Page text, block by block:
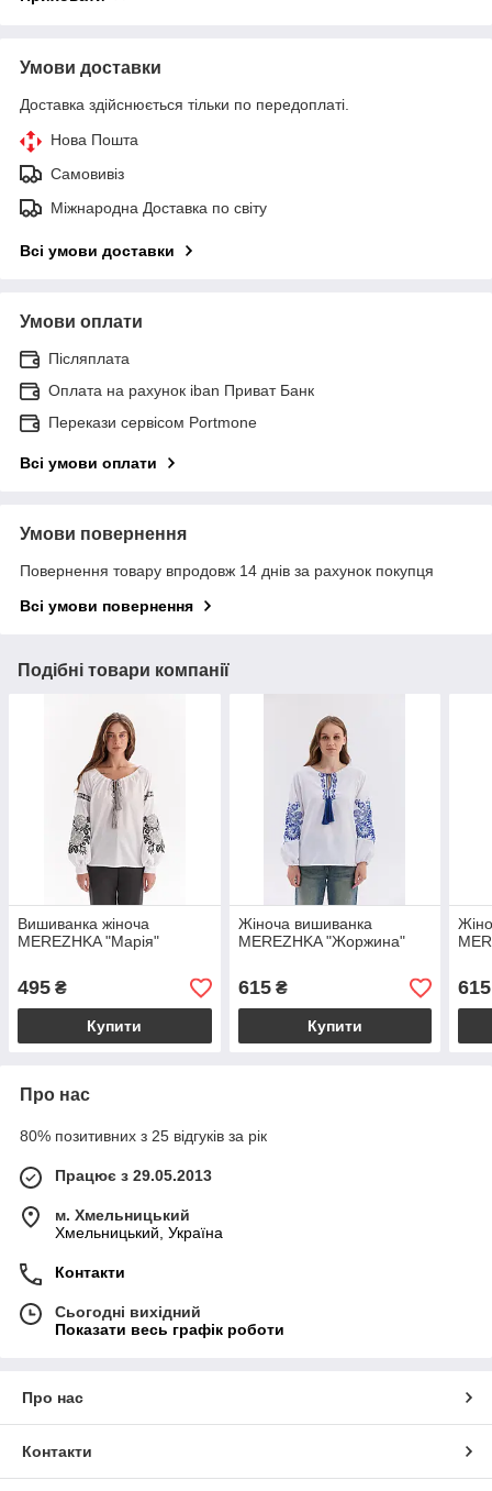
Умови доставки
Доставка здійснюється тільки по передоплаті.
Нова Пошта
Самовивіз
Міжнародна Доставка по світу
Всі умови доставки
Умови оплати
Післяплата
Оплата на рахунок iban Приват Банк
Перекази сервісом Portmone
Всі умови оплати
Умови повернення
Повернення товару впродовж 14 днів за рахунок покупця
Всі умови повернення
Подібні товари компанії
Вишиванка жіноча
MEREZHKA "Марія"
495 ₴
Купити
Жіноча вишиванка
MEREZHKA "Жоржина"
615₴
Купити
615
Про нас
80% позитивних з 25 відгуків за рік
Працює з 29.05.2013
м. Хмельницький
Хмельницький, Україна
Контакти
Сьогодні вихідний
Показати весь графік роботи
Про нас
Контакти